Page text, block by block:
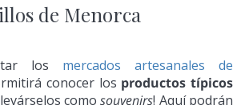
de Menorca
los mercados artesanales de
conocer los productos típicos
comosouvenirs! Aquí podrán